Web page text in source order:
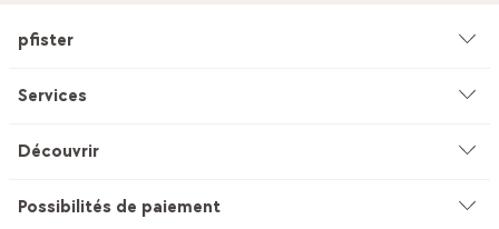
pfister
Entreprise
Services
Conseil
Découvrir
Studio de cuisines
Possibilités de paiement